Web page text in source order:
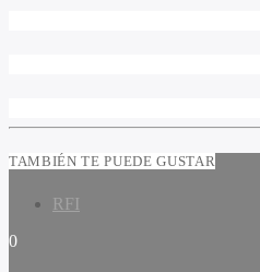
TAMBIÉN TE PUEDE GUSTAR
RFI
0